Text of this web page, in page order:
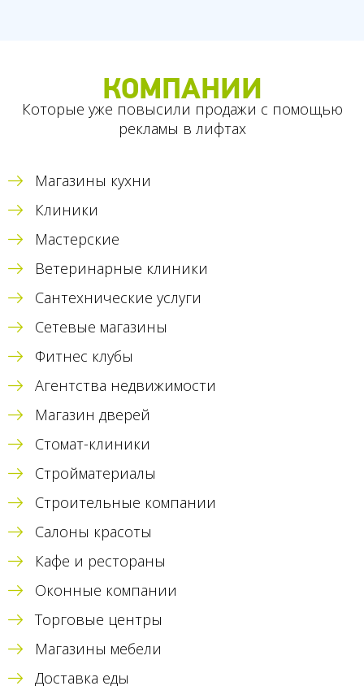
КОМПАНИИ
Которые уже повысили продажи с помощью
рекламы в лифтах
Магазины кухни
Клиники
Мастерские
Ветеринарные клиники
Сантехнические услуги
Сетевые магазины
Фитнес клубы
Агентства недвижимости
Магазин дверей
Стомат-клиники
Стройматериалы
Строительные компании
Салоны красоты
Кафе и рестораны
Оконные компании
Торговые центры
Магазины мебели
Доставка еды